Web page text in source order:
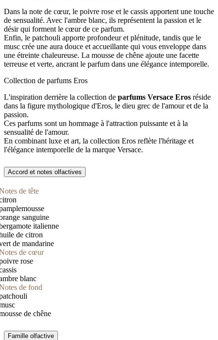
Dans la note de cœur, le poivre rose et le cassis apportent une touche
de sensualité. Avec l'ambre blanc, ils représentent la passion et le
désir qui forment le cœur de ce parfum.
Enfin, le patchouli apporte profondeur et plénitude, tandis que le
musc crée une aura douce et accueillante qui vous enveloppe dans
une étreinte chaleureuse. La mousse de chêne ajoute une facette
terreuse et verte, ancrant le parfum dans une élégance intemporelle.
Collection de parfums Eros
L'inspiration derrière la collection de parfums Versace Eros réside
dans la figure mythologique d'Eros, le dieu grec de l'amour et de la
passion.
Ces parfums sont un hommage à l'attraction puissante et à la
sensualité de l'amour.
En combinant luxe et art, la collection Eros reflète l'héritage et
l'élégance intemporelle de la marque Versace.
Accord et notes olfactives
de tête
sanguine
italienne
de citron
de mandarine
de cœur
rose
blanc
de fond
de chêne
Famille olfactive